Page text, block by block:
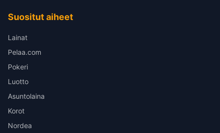
Suositut aiheet
Lainat
Pelaa.com
Pokeri
Luotto
Asuntolaina
Korot
Nordea